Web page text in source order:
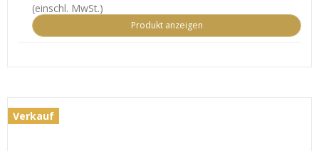
(einschl. MwSt.)
Produkt anzeigen
Verkauf